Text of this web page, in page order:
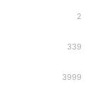
2
339
3999